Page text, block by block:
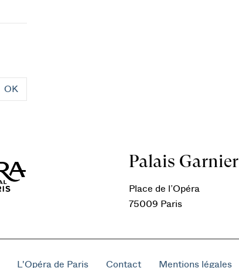
OK
Palais Garnier
Place de l’Opéra
75009 Paris
L'Opéra de Paris Contact Mentions légales